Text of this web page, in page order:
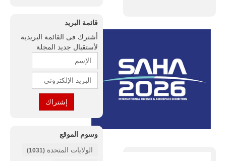
قائمة البريد
أشترك فى القائمة البريدية
لأستقبال جديد المجلة
وسوم الموقع
الولايات المتحدة (1031)